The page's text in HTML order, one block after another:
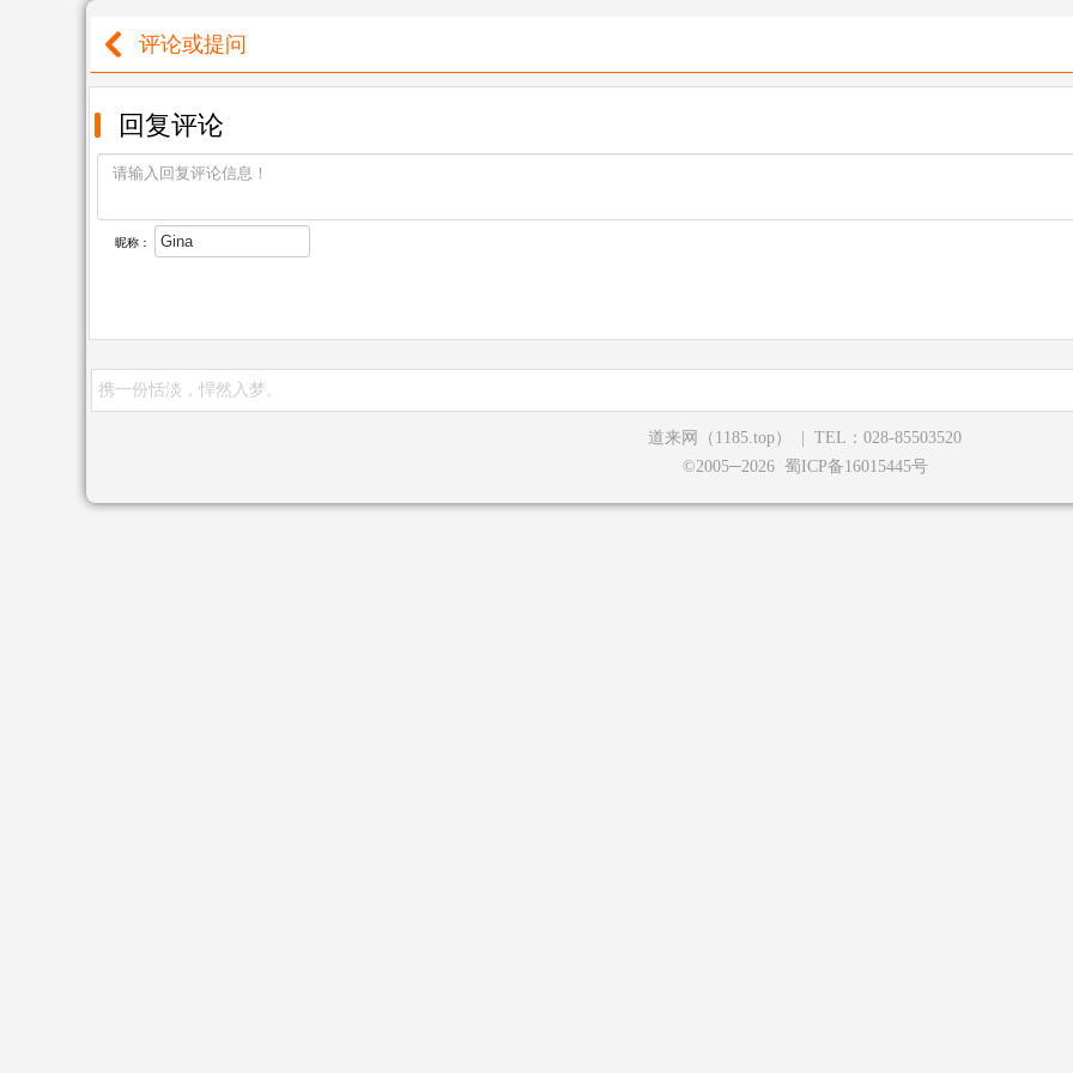
评论或提问
回复评论
昵称：
携一份恬淡，悍然入梦。
道来网（1185.top）
TEL：028-85503520
©2005─2026 蜀ICP备16015445号